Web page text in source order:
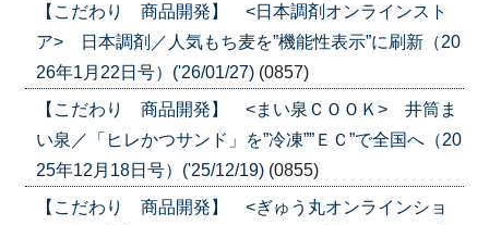
【こだわり 商品開発】 <日本調剤オンラインスト
ア> 日本調剤／人気もち麦を”機能性表示”に刷新（20
26年1月22日号）('26/01/27) (0857)
【こだわり 商品開発】 <まい泉ＣＯＯＫ> 井筒ま
い泉／「ヒレかつサンド」を”冷凍””ＥＣ”で全国へ（20
25年12月18日号）('25/12/19) (0855)
【こだわり 商品開発】 <ぎゅう丸オンラインショ